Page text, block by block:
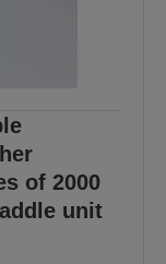
of 2000
unit